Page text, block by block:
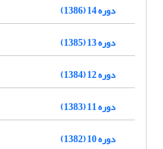
دوره 14 (1386)
دوره 13 (1385)
دوره 12 (1384)
دوره 11 (1383)
دوره 10 (1382)